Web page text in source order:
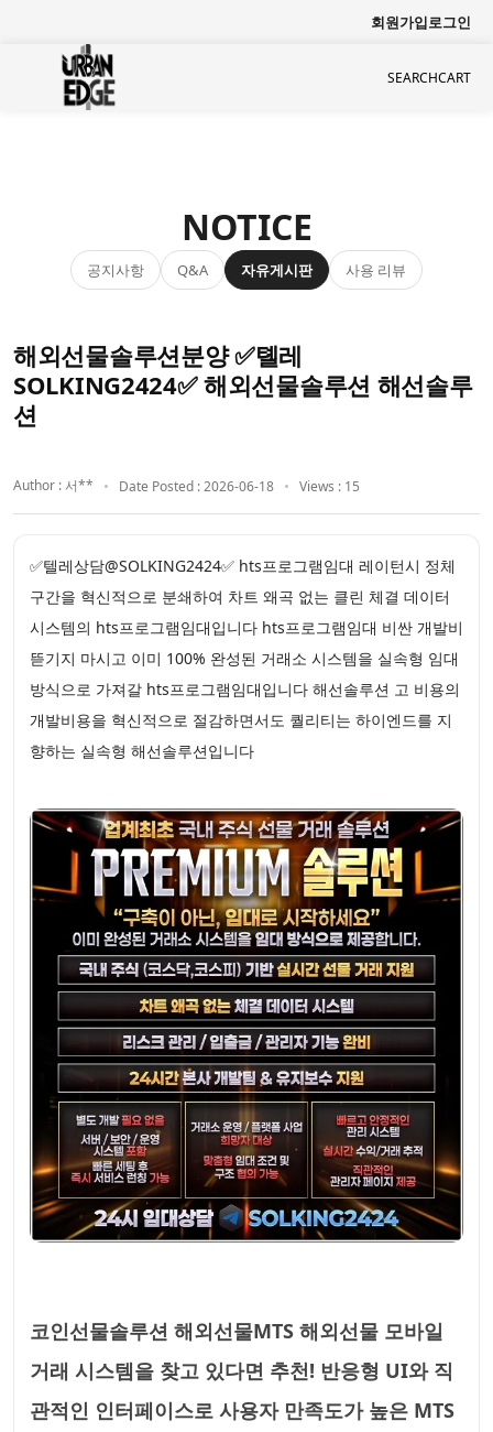
회원가입로그인
SEARCHCART
NOTICE
공지사항 Q&A 자유게시판 사용 리뷰
해외선물솔루션분양 ✅톌레
SOLKING2424✅ 해외선물솔루션 해선솔루
션
Author : 서** Date Posted : 2026-06-18 Views : 15
✅텔레상담@SOLKING2424✅ hts프로그램임대 레이턴시 정체
구간을 혁신적으로 분쇄하여 차트 왜곡 없는 클린 체결 데이터
시스템의 hts프로그램임대입니다 hts프로그램임대 비싼 개발비
뜯기지 마시고 이미 100% 완성된 거래소 시스템을 실속형 임대
방식으로 가져갈 hts프로그램임대입니다 해선솔루션 고 비용의
개발비용을 혁신적으로 절감하면서도 퀄리티는 하이엔드를 지
향하는 실속형 해선솔루션입니다
코인선물솔루션 해외선물MTS 해외선물 모바일
거래 시스템을 찾고 있다면 추천! 반응형 UI와 직
관적인 인터페이스로 사용자 만족도가 높은 MTS